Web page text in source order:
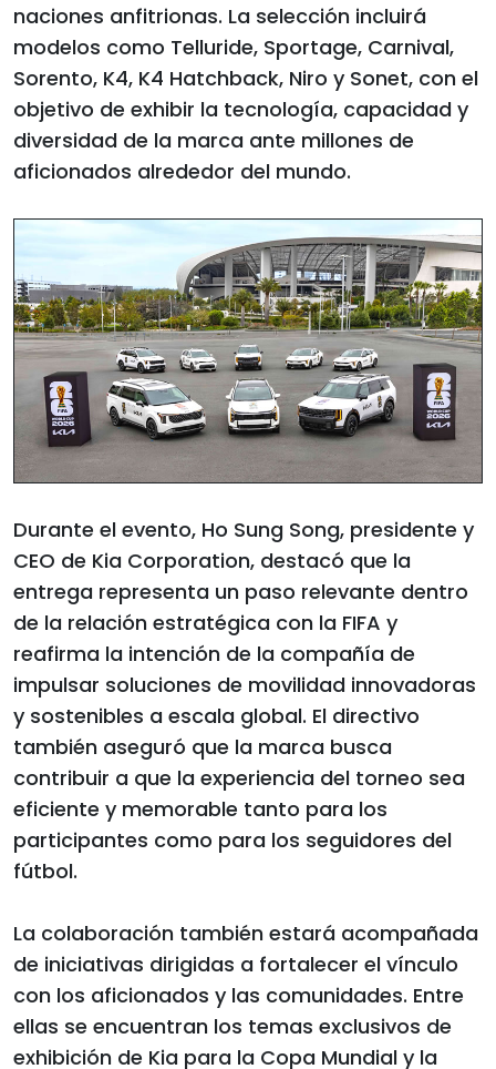
naciones anfitrionas. La selección incluirá
modelos como Telluride, Sportage, Carnival,
Sorento, K4, K4 Hatchback, Niro y Sonet, con el
objetivo de exhibir la tecnología, capacidad y
diversidad de la marca ante millones de
aficionados alrededor del mundo.
Durante el evento, Ho Sung Song, presidente y
CEO de Kia Corporation, destacó que la
entrega representa un paso relevante dentro
de la relación estratégica con la FIFA y
reafirma la intención de la compañía de
impulsar soluciones de movilidad innovadoras
y sostenibles a escala global. El directivo
también aseguró que la marca busca
contribuir a que la experiencia del torneo sea
eficiente y memorable tanto para los
participantes como para los seguidores del
fútbol.
La colaboración también estará acompañada
de iniciativas dirigidas a fortalecer el vínculo
con los aficionados y las comunidades. Entre
ellas se encuentran los temas exclusivos de
exhibición de Kia para la Copa Mundial y la